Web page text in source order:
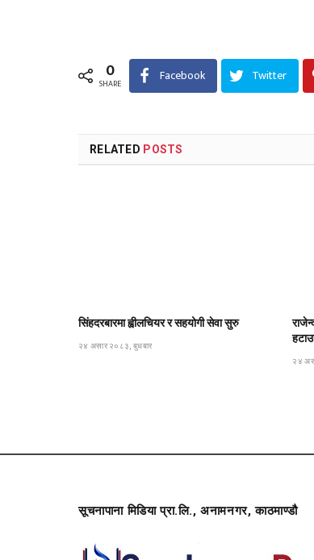
0
SHARE Facebook Twitter
RELATED POSTS
सिंहदरबारमा ह्वीलचियर र सहयोगी सेवा सुरु
२४ असार २०८३, बुधबार
२४
सूचनापाना मिडिया प्रा.लि., अनामनगर, काठमाण्डौ